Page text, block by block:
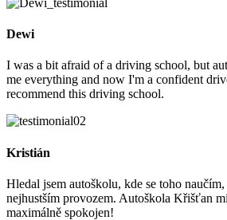
Dewi
I was a bit afraid of a driving school, but
me everything and now I'm a confident
recommend this driving school.
Kristián
Hledal jsem autoškolu, kde se toho
nejhustším provozem. Autoškola Křišťan
maximálně spokojen!